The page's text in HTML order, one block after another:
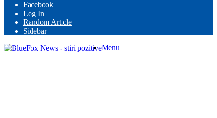
Facebook
Log In
Random Article
Sidebar
Menu